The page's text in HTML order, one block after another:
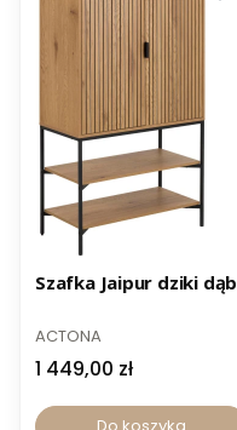
Szafka Jaipur dziki dąb
ACTONA
1 449,00 zł